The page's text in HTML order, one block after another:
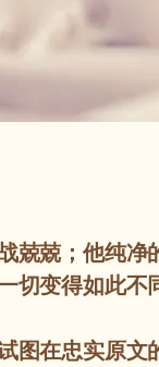
兢兢；他纯净
切变得如此不
图在忠实原文